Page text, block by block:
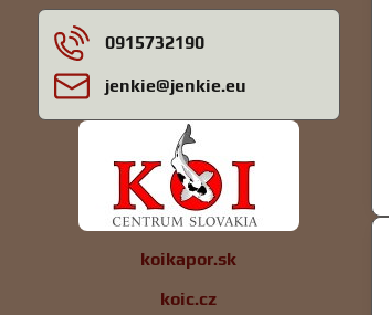
0915732190
jenkie​@jenkie​.eu
koikapor.sk
koic.cz